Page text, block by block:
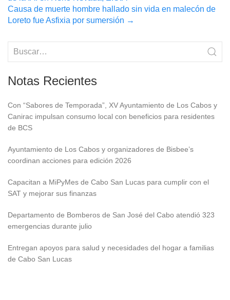
navigation
Causa de muerte hombre hallado sin vida en malecón de
Loreto fue Asfixia por sumersión →
Notas Recientes
Con “Sabores de Temporada”, XV Ayuntamiento de Los Cabos y
Canirac impulsan consumo local con beneficios para residentes
de BCS
Ayuntamiento de Los Cabos y organizadores de Bisbee’s
coordinan acciones para edición 2026
Capacitan a MiPyMes de Cabo San Lucas para cumplir con el
SAT y mejorar sus finanzas
Departamento de Bomberos de San José del Cabo atendió 323
emergencias durante julio
Entregan apoyos para salud y necesidades del hogar a familias
de Cabo San Lucas